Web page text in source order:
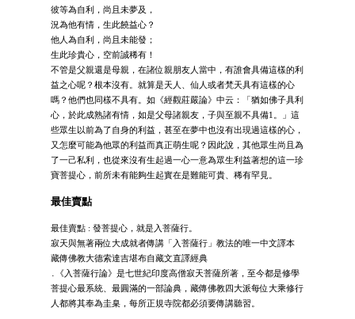
彼等為自利，尚且未夢及，
況為他有情，生此饒益心？
他人為自利，尚且未能發；
生此珍貴心，空前誠稀有！
不管是父親還是母親，在諸位親朋友人當中，有誰會具備這樣的利
益之心呢？根本沒有。就算是天人、仙人或者梵天具有這樣的心
嗎？他們也同樣不具有。如《經觀莊嚴論》中云：「猶如佛子具利
心，於此成熟諸有情，如是父母諸親友，子與至親不具備1。」這
些眾生以前為了自身的利益，甚至在夢中也沒有出現過這樣的心，
又怎麼可能為他眾的利益而真正萌生呢？因此說，其他眾生尚且為
了一己私利，也從來沒有生起過一心一意為眾生利益著想的這一珍
寶菩提心，前所未有能夠生起實在是難能可貴、稀有罕見。
最佳賣點
最佳賣點 : 發菩提心，就是入菩薩行。
寂天與無著兩位大成就者傳講「入菩薩行」教法的唯一中文譯本
藏傳佛教大德索達吉堪布自藏文直譯經典
․《入菩薩行論》是七世紀印度高僧寂天菩薩所著，至今都是修學
菩提心最系統、最圓滿的一部論典，藏傳佛教四大派每位大乘修行
人都將其奉為圭臬，每所正規寺院都必須要傳講聽習。